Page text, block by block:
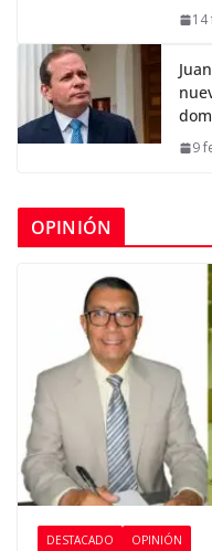
9
OPINIÓN
DESTACADO OPINIÓN